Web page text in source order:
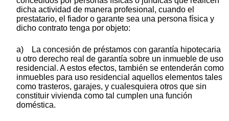
dicha actividad de manera profesional, cuando el
prestatario, el fiador o garante sea una persona física y
dicho contrato tenga por objeto:
a) La concesión de préstamos con garantía hipotecaria
u otro derecho real de garantía sobre un inmueble de uso
residencial. A estos efectos, también se entenderán como
inmuebles para uso residencial aquellos elementos tales
como trasteros, garajes, y cualesquiera otros que sin
constituir vivienda como tal cumplen una función
doméstica.